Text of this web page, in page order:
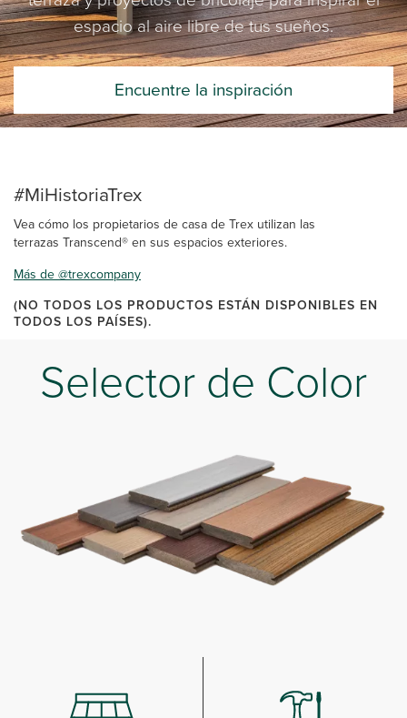
espacio al aire libre de tus sueños.
Encuentre la inspiración
#MiHistoriaTrex
Vea cómo los propietarios de casa de Trex utilizan las
terrazas Transcend® en sus espacios exteriores.
Más de @trexcompany
(NO TODOS LOS PRODUCTOS ESTÁN DISPONIBLES EN
TODOS LOS PAÍSES).
Selector de Color